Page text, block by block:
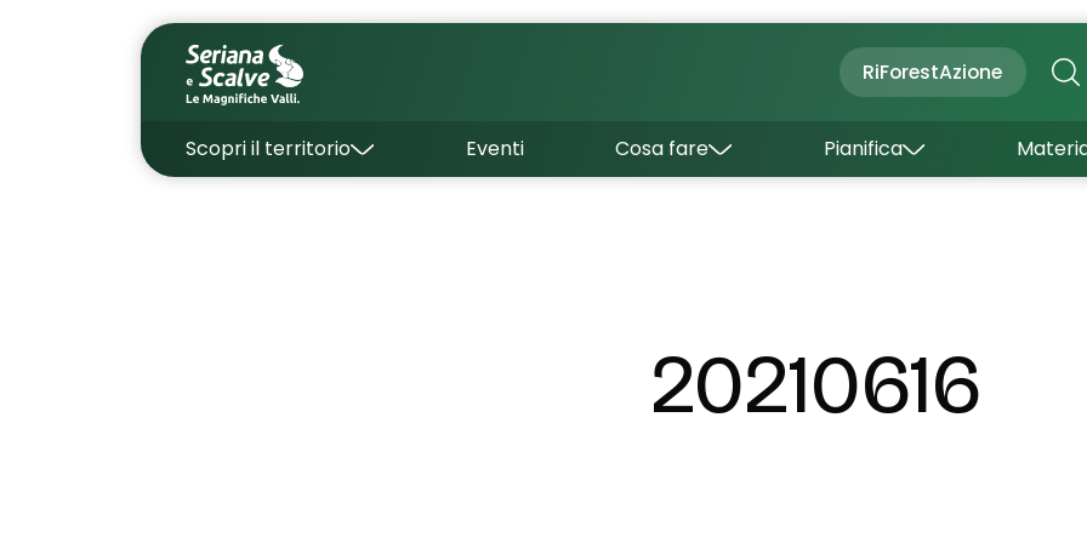
RiForestAzione
Scopri il territorio Eventi Cosa fare
Con bambini
Pianifica
Dove dormire
Come arrivare
Come muoversi
20210616